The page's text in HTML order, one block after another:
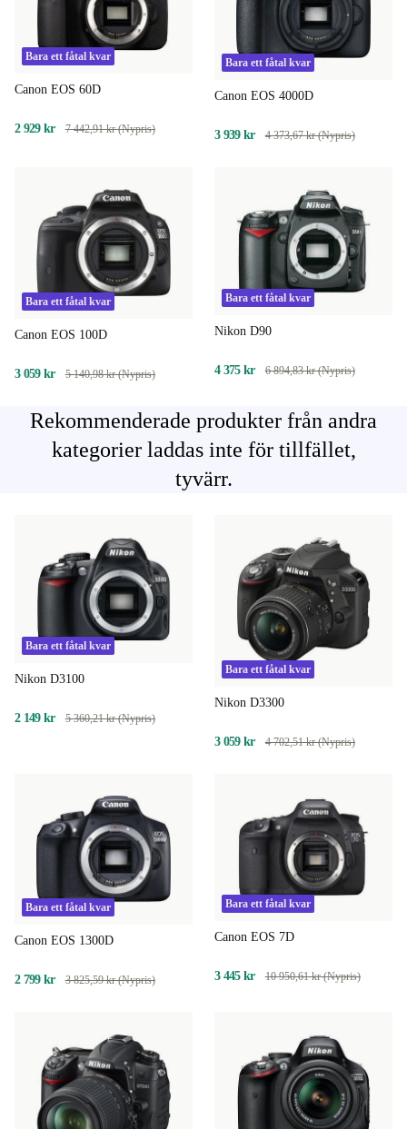
Bara ett fåtal kvar
Canon EOS 60D
2 929 kr 7 442,91 kr (Nypris)
Bara ett fåtal kvar
Canon EOS 4000D
3 939 kr 4 373,67 kr (Nypris)
Bara ett fåtal kvar
Canon EOS 100D
3 059 kr 5 140,98 kr (Nypris)
Bara ett fåtal kvar
Nikon D90
4 375 kr 6 894,83 kr (Nypris)
Rekommenderade produkter från andra
kategorier laddas inte för tillfället,
tyvärr.
Bara ett fåtal kvar
Nikon D3100
2 149 kr 5 360,21 kr (Nypris)
Bara ett fåtal kvar
Nikon D3300
3 059 kr 4 702,51 kr (Nypris)
Bara ett fåtal kvar
Canon EOS 1300D
2 799 kr 3 825,59 kr (Nypris)
Bara ett fåtal kvar
Canon EOS 7D
3 445 kr 10 950,61 kr (Nypris)